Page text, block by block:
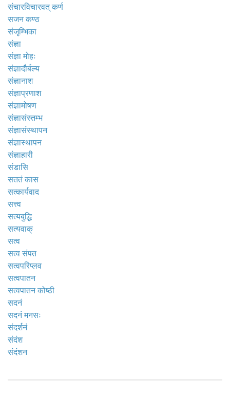
संचारविचारवत् कर्ण
सजन कण्ठ
संजृम्भिका
संज्ञा
संज्ञा मोहः
संज्ञादौर्बल्य
संज्ञानाश
संज्ञाप्रणाश
संज्ञामोषण
संज्ञासंस्तम्भ
संज्ञासंस्थापन
संज्ञास्थापन
संज्ञाहारी
संडासि
सततं कास
सत्कार्यवाद
सत्त्व
सत्यबुद्धि
सत्यवाक्
सत्व
सत्व संपत
सत्वपरिप्लव
सत्वपातन
सत्वपातन कोष्ठी
सदनं
सदनं मनसः
संदर्शनं
संदंश
संदंशन